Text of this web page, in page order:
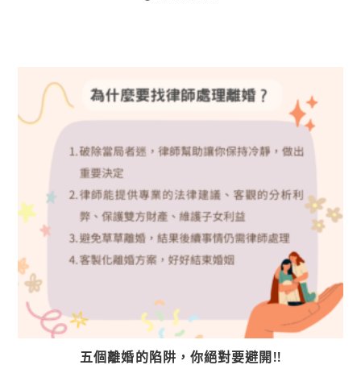
五個離婚的陷阱，你絕對要避開!!